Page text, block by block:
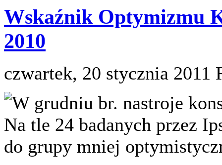
Wskaźnik Optymizmu
2010
czwartek, 20 stycznia 2011
W grudniu br. nastroje
Na tle 24 badanych przez
do grupy mniej